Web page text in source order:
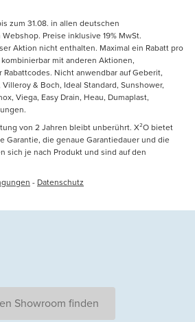
zum 31.08. in allen deutschen
Preise inklusive 19% MwSt.
Aktion nicht enthalten. Maximal ein Rabatt pro
mit anderen Aktionen,
Nicht anwendbar auf Geberit,
& Boch, Ideal Standard, Sunshower,
Viega, Easy Drain, Heau, Dumaplast,
von 2 Jahren bleibt unberührt. X²O bietet
Garantie, die genaue Garantiedauer und die
sich je nach Produkt und sind auf den
- Datenschutz
Showroom finden